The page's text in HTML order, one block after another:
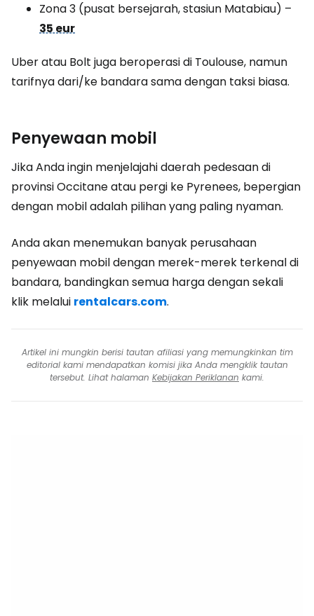
Zona 3 (pusat bersejarah, stasiun Matabiau) –
35 eur
Uber atau Bolt juga beroperasi di Toulouse, namun
tarifnya dari/ke bandara sama dengan taksi biasa.
Penyewaan mobil
Jika Anda ingin menjelajahi daerah pedesaan di
provinsi Occitane atau pergi ke Pyrenees, bepergian
dengan mobil adalah pilihan yang paling nyaman.
Anda akan menemukan banyak perusahaan
penyewaan mobil dengan merek-merek terkenal di
bandara, bandingkan semua harga dengan sekali
klik melalui rentalcars.com.
Artikel ini mungkin berisi tautan afiliasi yang memungkinkan tim
editorial kami mendapatkan komisi jika Anda mengklik tautan
tersebut. Lihat halaman Kebijakan Periklanan kami.